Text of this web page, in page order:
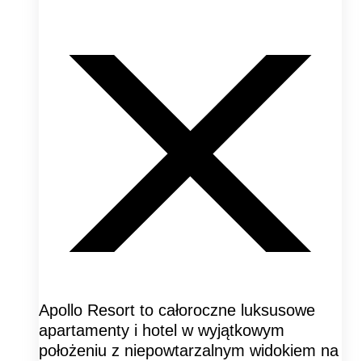
Apollo Resort to całoroczne luksusowe
apartamenty i hotel w wyjątkowym
położeniu z niepowtarzalnym widokiem na